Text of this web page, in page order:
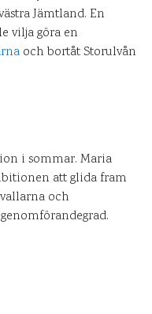
Jämtland. En
vilja göra en
och bortåt Storulvån
i sommar. Maria
att glida fram
och